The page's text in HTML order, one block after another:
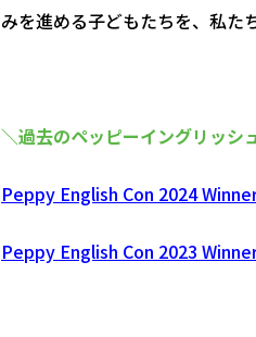
みを進める子どもたちを、私た
＼過去のペッピーイングリッシ
Peppy English Con 2024
Peppy English Con 2023